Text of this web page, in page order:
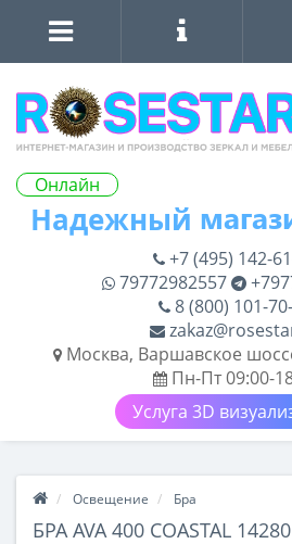
Онлайн
+7 (495) 142-
79772982557
8 (800) 101-
Москва, Варшавское
Пн-Пт 09:00-
Услуга 3D
Освещение Бра
БРА AVA 400 COASTAL